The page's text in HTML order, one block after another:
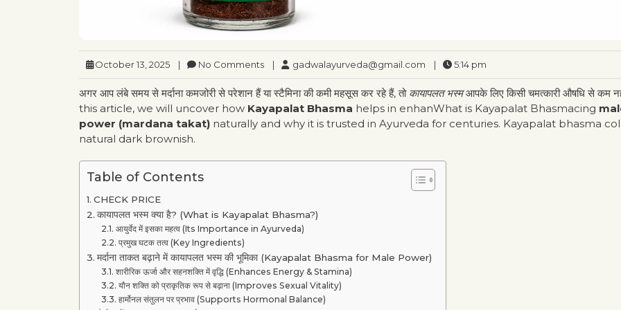
October 13, 2025 | No Comments | gadwalayurveda@gmail.com | 5:14 pm
अगर आप लंबे समय से मर्दाना कमजोरी से परेशान हैं या स्टैमिना की कमी महसूस कर रहे हैं, तो कायापलत भस्मआपके लिए किसी चमत्कारी औषधि से कम
this article, we will uncover how Kayapalat Bhasma helps in enhanWhat is Kayapalat Bhasmacing
power (mardana takat) naturally and why it is trusted in Ayurveda for centuries. Kayapalat bhasma
natural dark brownish.
Table of Contents
CHECK PRICE
कायापलत भस्म क्या है? (What is Kayapalat Bhasma?)
आयुर्वेद में इसका महत्व (Its Importance in Ayurveda)
प्रमुख घटक तत्व (Key Ingredients)
मर्दाना ताकत बढ़ाने में कायापलत भस्म की भूमिका (Kayapalat Bhasma for Male Power)
शारीरिक ऊर्जा और सहनशक्ति में वृद्धि (Enhances Energy & Stamina)
यौन शक्ति को प्राकृतिक रूप से बढ़ाना (Improves Sexual Vitality)
हार्मोनल संतुलन पर प्रभाव (Supports Hormonal Balance)